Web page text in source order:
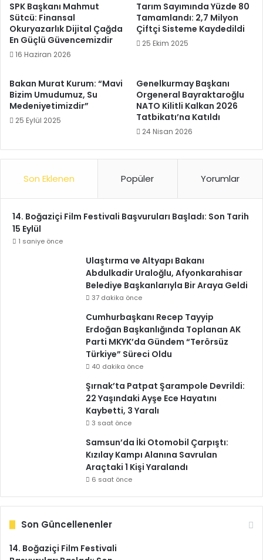
SPK Başkanı Mahmut
Sütcü: Finansal
Okuryazarlık Dijital Çağda
En Güçlü Güvencemizdir
16 Haziran 2026
Tarım Sayımında Yüzde 80
Tamamlandı: 2,7 Milyon
Çiftçi Sisteme Kaydedildi
25 Ekim 2025
Bakan Murat Kurum: “Mavi
Bizim Umudumuz, Su
Medeniyetimizdir”
25 Eylül 2025
Genelkurmay Başkanı
Orgeneral Bayraktaroğlu
NATO Kilitli Kalkan 2026
Tatbikatı’na Katıldı
24 Nisan 2026
Son Eklenen Popüler Yorumlar
14. Boğaziçi Film Festivali Başvuruları Başladı: Son Tarih
15 Eylül
1 saniye önce
Ulaştırma ve Altyapı Bakanı
Abdulkadir Uraloğlu, Afyonkarahisar
Belediye Başkanlarıyla Bir Araya Geldi
37 dakika önce
Cumhurbaşkanı Recep Tayyip
Erdoğan Başkanlığında Toplanan AK
Parti MKYK’da Gündem “Terörsüz
Türkiye” Süreci Oldu
40 dakika önce
Şırnak’ta Patpat Şarampole Devrildi:
22 Yaşındaki Ayşe Ece Hayatını
Kaybetti, 3 Yaralı
3 saat önce
Samsun’da İki Otomobil Çarpıştı:
Kızılay Kampı Alanına Savrulan
Araçtaki 1 Kişi Yaralandı
6 saat önce
Son Güncellenenler
14. Boğaziçi Film Festivali